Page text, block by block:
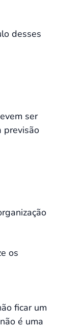
desses
ser
previsão
os
ficar um
é uma